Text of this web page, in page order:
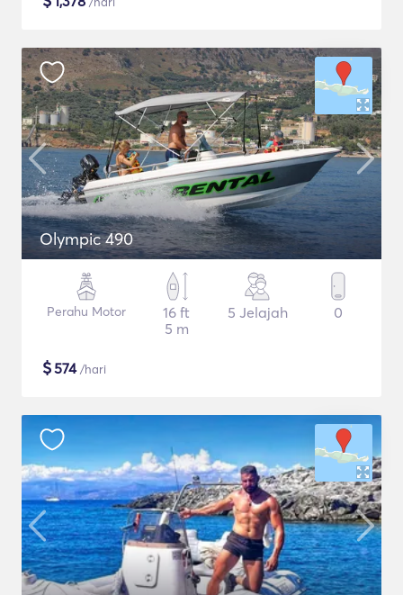
Olympic 490
Perahu Motor
16 ft
5 m
5 Jelajah 0
$574/hari